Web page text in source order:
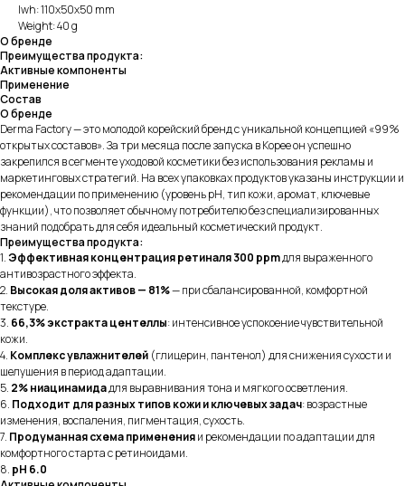
lwh: 110x50x50 mm
Weight: 40 g
О бренде
Преимущества продукта:
Активные компоненты
Применение
Состав
О бренде
Derma Factory — это молодой корейский бренд с уникальной концепцией «99%
открытых составов». За три месяца после запуска в Корее он успешно
закрепился в сегменте уходовой косметики без использования рекламы и
маркетинговых стратегий. На всех упаковках продуктов указаны инструкции и
рекомендации по применению (уровень pH, тип кожи, аромат, ключевые
функции), что позволяет обычному потребителю без специализированных
знаний подобрать для себя идеальный косметический продукт.
Преимущества продукта:
1. Эффективная концентрация ретиналя 300 ppmдля выраженного
антивозрастного эффекта.
2. Высокая доля активов — 81%— при сбалансированной, комфортной
текстуре.
3. 66,3% экстракта центеллы: интенсивное успокоение чувствительной
кожи.
4. Комплекс увлажнителей (глицерин, пантенол) для снижения сухости и
шелушения в период адаптации.
5. 2% ниацинамидадля выравнивания тона и мягкого осветления.
6. Подходит для разных типов кожи и ключевых задач: возрастные
изменения, воспаления, пигментация, сухость.
7. Продуманная схема примененияи рекомендации по адаптации для
комфортного старта с ретиноидами.
8. pH 6.0